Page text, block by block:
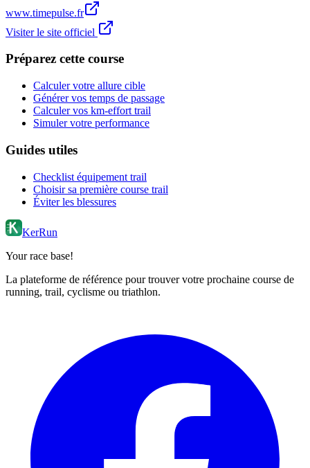
www.timepulse.fr
Visiter le site officiel
Préparez cette course
Calculer votre allure cible
Générer vos temps de passage
Calculer vos km-effort trail
Simuler votre performance
Guides utiles
Checklist équipement trail
Choisir sa première course trail
Éviter les blessures
KerRun
Your race base!
La plateforme de référence pour trouver votre prochaine course de
running, trail, cyclisme ou triathlon.